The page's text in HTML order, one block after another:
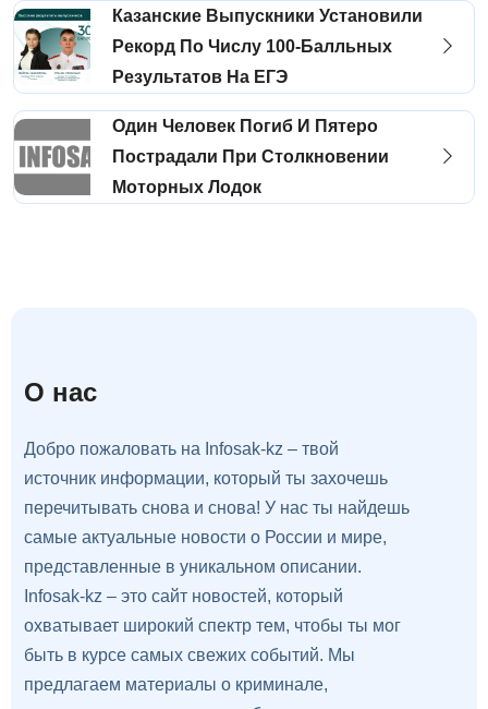
Казанские Выпускники Установили
Рекорд По Числу 100-Балльных
Результатов На ЕГЭ
Один Человек Погиб И Пятеро
Пострадали При Столкновении
Моторных Лодок
О нас
Добро пожаловать на Infosak-kz – твой
источник информации, который ты захочешь
перечитывать снова и снова! У нас ты найдешь
самые актуальные новости о России и мире,
представленные в уникальном описании.
Infosak-kz – это сайт новостей, который
охватывает широкий спектр тем, чтобы ты мог
быть в курсе самых свежих событий. Мы
предлагаем материалы о криминале,